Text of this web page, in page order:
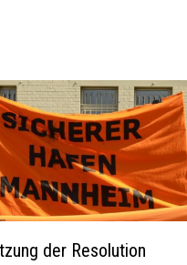
der Resolution